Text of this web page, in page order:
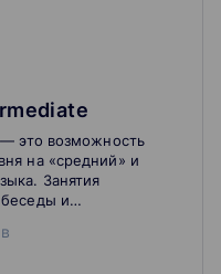
— это возможность
на «средний» и
Занятия
беседы и
и умение